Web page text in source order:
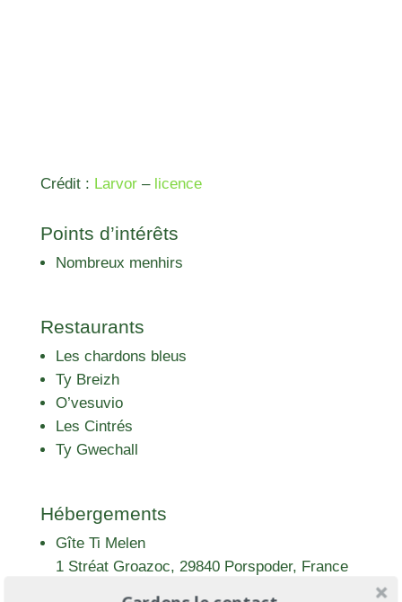
Crédit : Larvor– licence
Points d’intérêts
Nombreux menhirs
Restaurants
Les chardons bleus
Ty Breizh
O’vesuvio
Les Cintrés
Ty Gwechall
Hébergements
Gîte Ti Melen
1 Stréat Groazoc, 29840 Porspoder, France